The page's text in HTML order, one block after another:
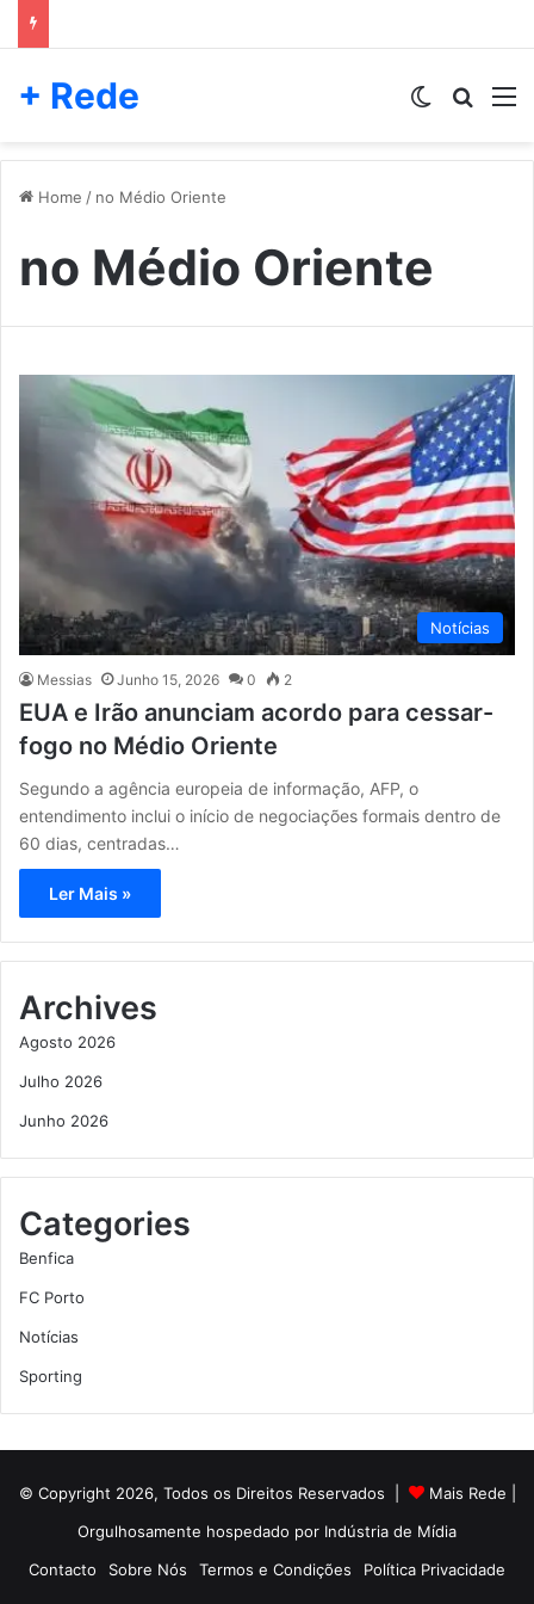
+ Rede Switch skin
Home / no Médio Oriente
no Médio Oriente
Notícias
Messias Junho 15, 2026 0 2
EUA e Irão anunciam acordo para cessar-
fogo no Médio Oriente
Segundo a agência europeia de informação, AFP, o
entendimento inclui o início de negociações formais dentro de
60 dias, centradas…
Ler Mais »
Archives
Agosto 2026
Julho 2026
Junho 2026
Categories
Benfica
FC Porto
Notícias
Sporting
© Copyright 2026, Todos os Direitos Reservados | Mais Rede
Orgulhosamente hospedado por Indústria de Mídia
Contacto
Sobre Nós Termos e Condições Política Privacidade